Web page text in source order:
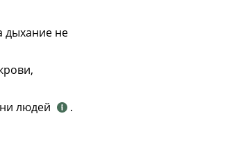
дыхание не
людей
.